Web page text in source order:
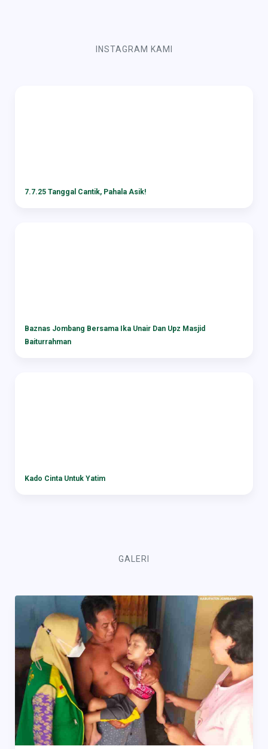
INSTAGRAM KAMI
7.7.25 Tanggal Cantik, Pahala Asik!
Baznas Jombang Bersama Ika Unair Dan Upz Masjid
Baiturrahman
Kado Cinta Untuk Yatim
GALERI